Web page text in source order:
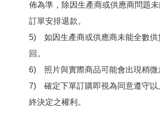
佈為準，除因生產商或供應商問題
訂單安排退款。
5)　如因生產商或供應商未能全數
回。
6)　照片與實際商品可能會出現稍微
7)　確定下單訂購即視為同意遵守
終決定之權利。